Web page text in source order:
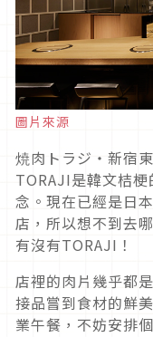
圖片來源
焼肉トラジ・新宿
TORAJI是韓文桔
念。現在已經是日
店，所以想不到去
有沒有TORAJI！
店裡的肉片幾乎都
接品嘗到食材的鮮
業午餐，不妨安排